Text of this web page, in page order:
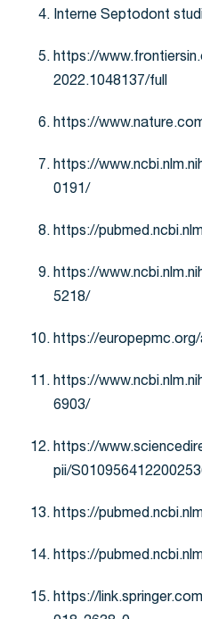
Interne Septodont
https://
2022.1048137/full
https://
https://
0191/
https://
https://
5218/
https://
https://
6903/
https://
pii/
https://
https://
https://